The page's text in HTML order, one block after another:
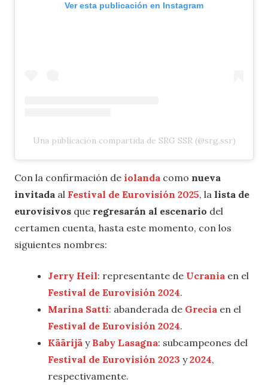
Ver esta publicación en Instagram
Una publicación compartida de SRG SSR (@srg.ssr)
Con la confirmación de iolanda como nueva
invitada al Festival de Eurovisión 2025, la lista de
eurovisivos que regresarán al escenario del
certamen cuenta, hasta este momento, con los
siguientes nombres:
Jerry Heil: representante de Ucrania en el
Festival de Eurovisión 2024.
Marina Satti: abanderada de Grecia en el
Festival de Eurovisión 2024.
Käärijä y Baby Lasagna: subcampeones del
Festival de Eurovisión 2023 y2024,
respectivamente.